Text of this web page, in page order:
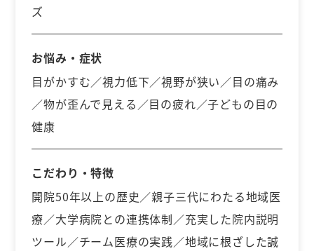
ズ
お悩み・症状
目がかすむ／視力低下／視野が狭い／目の痛み
／物が歪んで見える／目の疲れ／子どもの目の
健康
こだわり・特徴
開院50年以上の歴史／親子三代にわたる地域医
療／大学病院との連携体制／充実した院内説明
ツール／チーム医療の実践／地域に根ざした誠